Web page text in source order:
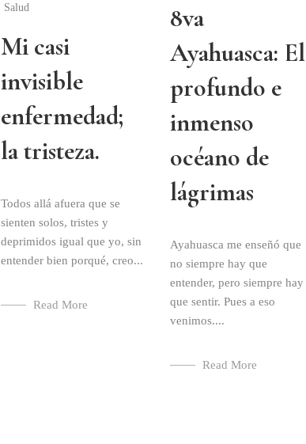
Salud
Mi casi
invisible
enfermedad;
la tristeza.
Todos allá afuera que se
sienten solos, tristes y
deprimidos igual que yo, sin
entender bien porqué, creo...
Read More
8va
Ayahuasca: El
profundo e
inmenso
océano de
lágrimas
Ayahuasca me enseñó que
no siempre hay que
entender, pero siempre hay
que sentir. Pues a eso
venimos....
Read More